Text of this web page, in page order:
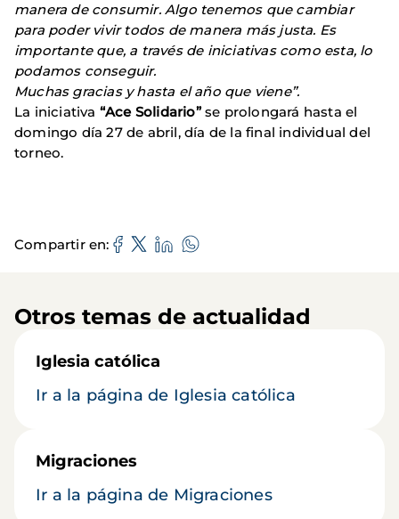
manera de consumir. Algo tenemos que cambiar
para poder vivir todos de manera más justa. Es
importante que, a través de iniciativas como esta, lo
podamos conseguir.
Muchas gracias y hasta el año que viene”.
La iniciativa “Ace Solidario”se prolongará hasta el
domingo día 27 de abril, día de la final individual del
torneo.
Compartir en
Otros temas de actualidad
Iglesia católica
Ir a la página de Iglesia católica
Migraciones
Ir a la página de Migraciones